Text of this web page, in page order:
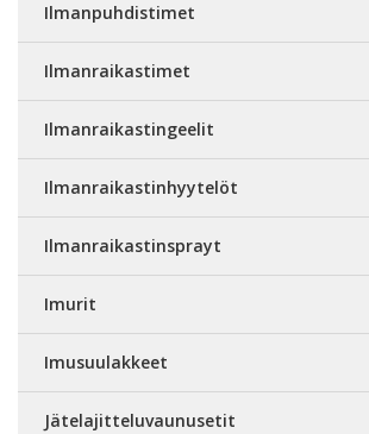
Ilmanpuhdistimet
Ilmanraikastimet
Ilmanraikastingeelit
Ilmanraikastinhyytelöt
Ilmanraikastinsprayt
Imurit
Imusuulakkeet
Jätelajitteluvaunusetit